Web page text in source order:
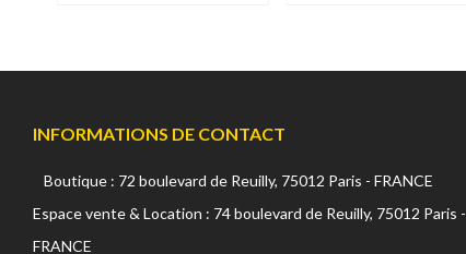
INFORMATIONS DE CONTACT
Boutique : 72 boulevard de Reuilly, 75012 Paris - FRANCE
Espace vente & Location : 74 boulevard de Reuilly, 75012 Paris -
FRANCE